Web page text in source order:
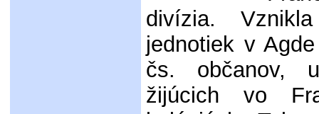
divízia.
jednotiek v
čs. občanov,
žijúcich vo